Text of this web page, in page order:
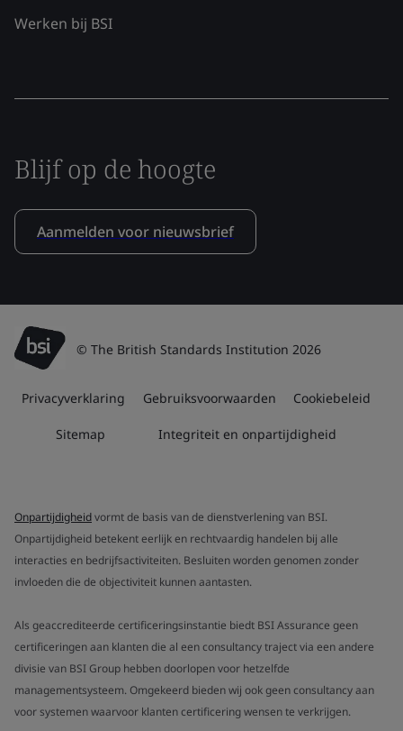
Werken bij BSI
Blijf op de hoogte
Aanmelden voor nieuwsbrief
© The British Standards Institution 2026
Privacyverklaring Gebruiksvoorwaarden Cookiebeleid
Sitemap Integriteit en onpartijdigheid
Onpartijdigheidvormt de basis van de dienstverlening van BSI.
Onpartijdigheid betekent eerlijk en rechtvaardig handelen bij alle
interacties en bedrijfsactiviteiten. Besluiten worden genomen zonder
invloeden die de objectiviteit kunnen aantasten.
Als geaccrediteerde certificeringsinstantie biedt BSI Assurance geen
certificeringen aan klanten die al een consultancy traject via een andere
divisie van BSI Group hebben doorlopen voor hetzelfde
managementsysteem. Omgekeerd bieden wij ook geen consultancy aan
voor systemen waarvoor klanten certificering wensen te verkrijgen.